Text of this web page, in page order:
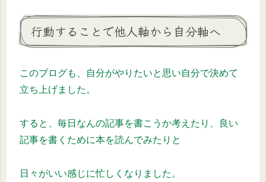
行動することで他人軸から自分軸へ
このブログも、自分がやりたいと思い自分で決めて
立ち上げました。
すると、毎日なんの記事を書こうか考えたり、良い
記事を書くために本を読んでみたりと
日々がいい感じに忙しくなりました。